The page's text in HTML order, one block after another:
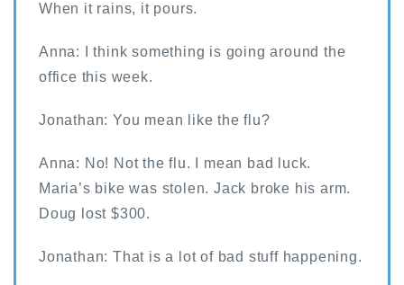
When it rains, it pours.
Anna: I think something is going around the
office this week.
Jonathan: You mean like the flu?
Anna: No! Not the flu. I mean bad luck.
Maria’s bike was stolen. Jack broke his arm.
Doug lost $300.
Jonathan: That is a lot of bad stuff happening.